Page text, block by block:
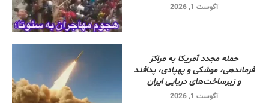
آگوست 1, 2026
حمله مجدد آمریکا به مراکز
فرماندهی، موشکی و پهپادی، پدافند
و زیرساخت‌های دریایی ایران
آگوست 1, 2026